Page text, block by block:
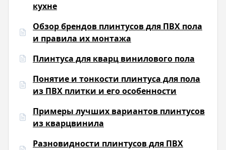
кухне
Обзор брендов плинтусов для ПВХ пола
и правила их монтажа
Плинтуса для кварц винилового пола
Понятие и тонкости плинтуса для пола
из ПВХ плитки и его особенности
Примеры лучших вариантов плинтусов
из кварцвинила
Разновидности плинтусов для ПВХ